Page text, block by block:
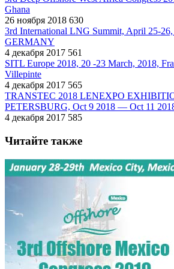
Ghana
26 ноября 2018 630
3rd International LNG Summit, April 25-
GERMANY
4 декабря 2017 561
SITL Europe 2018, 20 -23 March, 2018,
Villepinte
4 декабря 2017 565
TRANSTEC 2018 LENEXPO
PETERSBURG, Oct 9 2018 — Oct 11
4 декабря 2017 585
Читайте также